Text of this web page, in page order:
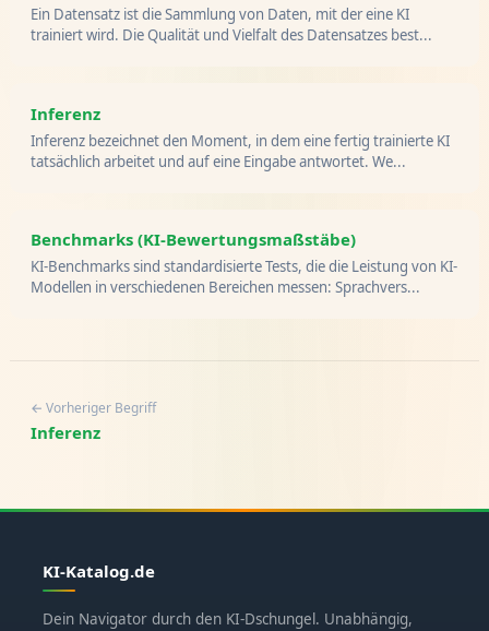
Ein Datensatz ist die Sammlung von Daten, mit der eine KI
trainiert wird. Die Qualität und Vielfalt des Datensatzes best...
Inferenz
Inferenz bezeichnet den Moment, in dem eine fertig trainierte KI
tatsächlich arbeitet und auf eine Eingabe antwortet. We...
Benchmarks (KI-Bewertungsmaßstäbe)
KI-Benchmarks sind standardisierte Tests, die die Leistung von KI-
Modellen in verschiedenen Bereichen messen: Sprachvers...
← Vorheriger Begriff
Inferenz
KI-Katalog.de
Dein Navigator durch den KI-Dschungel. Unabhängig,